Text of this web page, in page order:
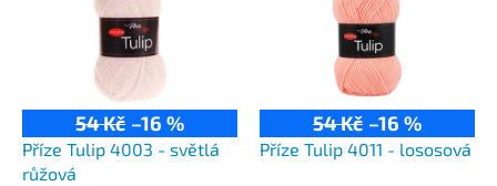
54 Kč –16 %
Příze Tulip 4003 - světlá
růžová
54 Kč –16 %
Příze Tulip 4011 - lososová